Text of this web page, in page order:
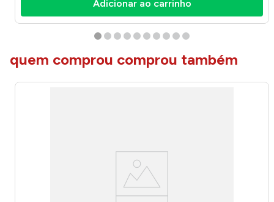
Adicionar ao carrinho
quem comprou comprou também